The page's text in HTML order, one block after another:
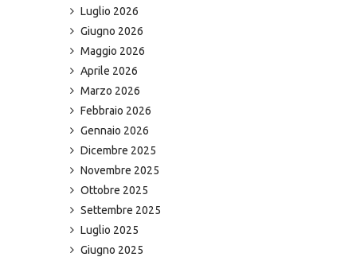
Luglio 2026
Giugno 2026
Maggio 2026
Aprile 2026
Marzo 2026
Febbraio 2026
Gennaio 2026
Dicembre 2025
Novembre 2025
Ottobre 2025
Settembre 2025
Luglio 2025
Giugno 2025